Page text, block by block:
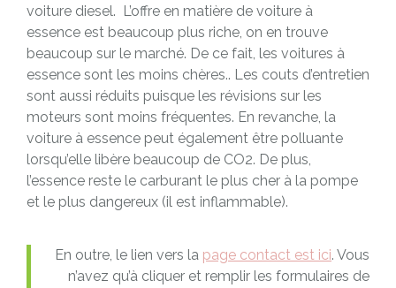
voiture diesel. L’offre en matière de voiture à
essence est beaucoup plus riche, on en trouve
beaucoup sur le marché. De ce fait, les voitures à
essence sont les moins chères.. Les couts d’entretien
sont aussi réduits puisque les révisions sur les
moteurs sont moins fréquentes. En revanche, la
voiture à essence peut également être polluante
lorsqu’elle libère beaucoup de CO2. De plus,
l’essence reste le carburant le plus cher à la pompe
et le plus dangereux (il est inflammable).
En outre, le lien vers la page contact est ici. Vous
n’avez qu’à cliquer et remplir les formulaires de